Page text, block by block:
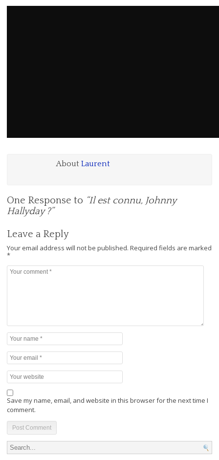
About Laurent
One Response to “Il est connu, Johnny
Hallyday ?”
Leave a Reply
Your email address will not be published. Required fields are marked
*
Save my name, email, and website in this browser for the next time I
comment.
Search for: